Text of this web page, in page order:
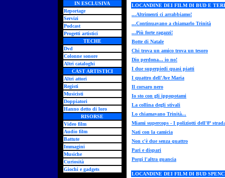
IN ESCLUSIVA
Reportage
Servizi
Podcast
Progetti artistici
TECHE
Dvd
Colonne sonore
Altri cataloghi
CAST ARTISTICI
Altri attori
Registi
Musicisti
Doppiatori
Hanno detto di loro
RISORSE
Video film
Audio film
Battute
Immagini
Musiche
Curiosità
Giochi e gadgets
LOCANDINE DEI FILM DI BUD E
...Altrimenti ci arrabbiamo!
...Continuavano a chiamarlo Trinità
...Più forte ragazzi!
Botte di Natale
Chi trova un amico trova un tesoro
Dio perdona... io no!
I due superpiedi quasi piatti
I quattro dell'Ave Maria
Il corsaro nero
Io sto con gli ippopotami
La collina degli stivali
Lo chiamavano Trinità...
Miami supercops - I poliziotti dell'8ª
Nati con la camicia
Non c'è due senza quattro
Pari e dispari
Porgi l'altra guancia
LOCANDINE DEI FILM DI BUD